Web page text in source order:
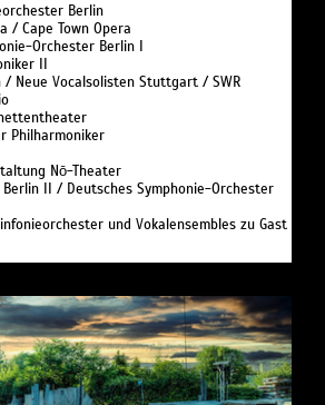
Berlin
/ Cape Town Opera
Orchester Berlin I
II
/ Neue Vocalsolisten Stuttgart / SWR
Philharmoniker
Nō-Theater
Berlin II / Deutsches Symphonie-Orchester
und Vokalensembles zu Gast